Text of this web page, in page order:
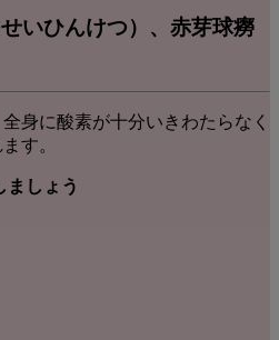
いひんけつ） 、赤芽球癆
身に酸素が十分いきわたらなく
す。
ましょう